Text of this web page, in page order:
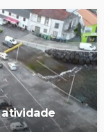
atividade